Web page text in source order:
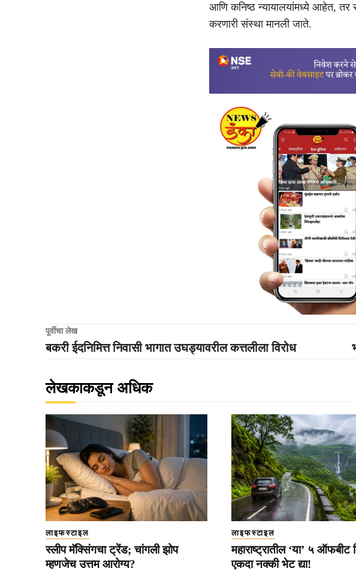
आणि कनिष्ठ न्यायालयांमध्ये आहेत, तर
करणारी संस्था मानली जाते.
पूर्वीचा लेख
बकरी ईदनिमित्त निवासी भागात उघड्यावरील कत्तलीला विरोध
लेखकाकडून अधिक
लाइफस्टाइल
स्लीप मॅक्सिंगचा ट्रेंड; चांगली झोप
म्हणजेच उत्तम आरोग्य?
लाइफस्टाइल
महाराष्ट्रातील ‘या’ ५ ऑफबीट
एकदा नक्की भेट द्या!